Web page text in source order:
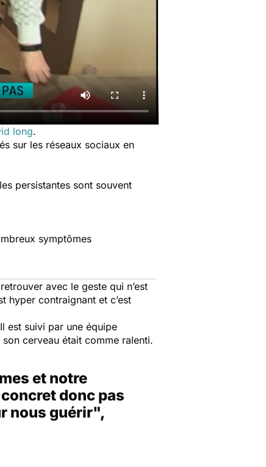
long.
sur les réseaux sociaux en
persistantes sont souvent
symptômes
avec le geste qui n’est
hyper contraignant et c’est
est suivi par une équipe
cerveau était comme ralenti.
et notre
donc pas
nous guérir",